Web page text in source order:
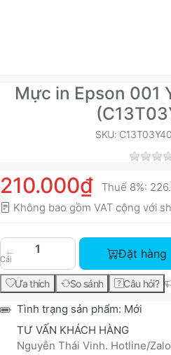
Mực in Epson 001
SKU:
210.000₫ Thuế 8%:
Không bao gồm VAT cộng với
Cái
Mực in Epson 001
Đặt hàng
Ưa thích So sánh Câu hỏi?
Tình trạng sản phẩm: Mới
TƯ VẤN KHÁCH HÀNG
Nguyễn Thái Vinh. Hotline/